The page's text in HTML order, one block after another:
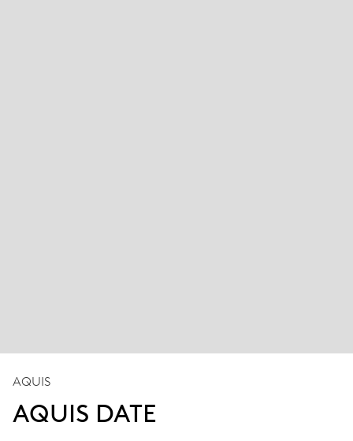
AQUIS
AQUIS DATE